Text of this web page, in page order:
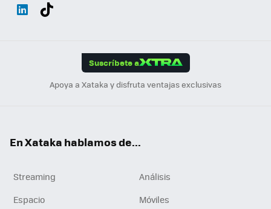
Suscríbete a
Apoya a Xataka y disfruta ventajas exclusivas
En Xataka hablamos de...
Streaming
Análisis
Espacio
Móviles